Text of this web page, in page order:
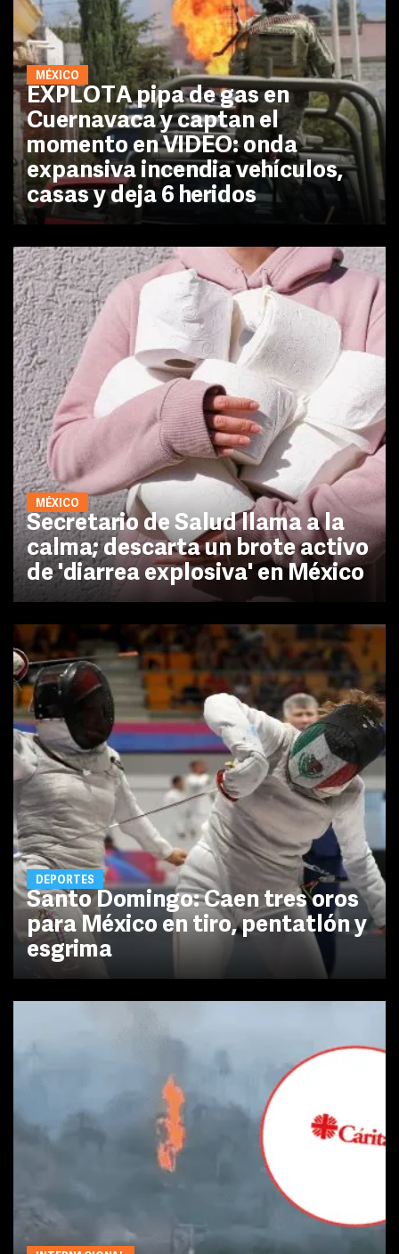
MÉXICO
EXPLOTA pipa de gas en
Cuernavaca y captan el
momento en VIDEO: onda
expansiva incendia vehículos,
casas y deja 6 heridos
MÉXICO
Secretario de Salud llama a la
calma; descarta un brote activo
de 'diarrea explosiva' en México
DEPORTES
Santo Domingo: Caen tres oros
para México en tiro, pentatlón y
esgrima